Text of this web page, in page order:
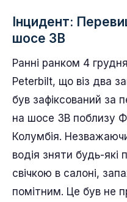
Інцидент:
шосе 3B
Ранні ранком 4
Peterbilt, що віз два
був зафіксований за
на шосе 3B поблизу
Колумбія.
водія зняти будь-які
свічкою в салоні,
помітним. Це був не